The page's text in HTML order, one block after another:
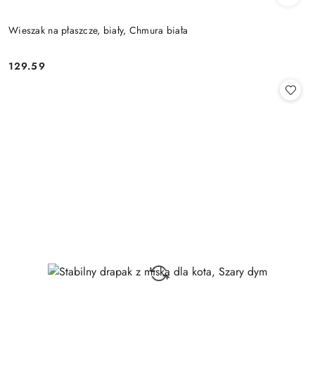
Wieszak na płaszcze, biały, Chmura biała
Cena:
129.59